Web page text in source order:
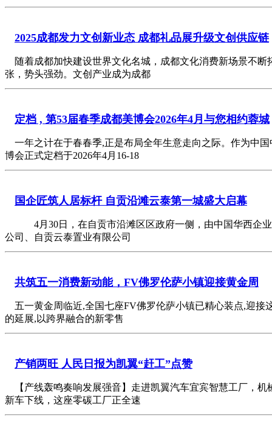
2025成都发力文创新业态 成都礼品展升级文创供应链
随着成都加快建设世界文化名城，成都文化消费新场景不断
张，势头强劲。文创产业成为成都
定档 , 第53届春季成都美博会2026年4月与您相约蓉城
一年之计在于春春季,正是布局全年生意走向之际。作为中
博会正式定档于2026年4月16-18
国企匠筑人居标杆 自贡沿滩云泰第一城盛大启幕
4月30日，在自贡市沿滩区区政府一侧，由中国华西企业
公司、自贡云泰置业有限公司
共筑五一消费新动能，FV佛罗伦萨小镇迎接黄金周
五一黄金周临近,全国七座FV佛罗伦萨小镇已精心装点,迎接
的延展,以跨界融合的新零售
产销两旺 人民日报为凯翼“赶工”点赞
【产线轰鸣奏响发展强音】走进凯翼汽车宜宾智慧工厂，机
新车下线，这座零碳工厂正全速